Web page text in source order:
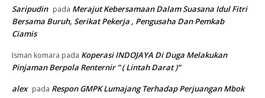
Saripudin pada Merajut Kebersamaan Dalam Suasana Idul Fitri
Bersama Buruh, Serikat Pekerja , Pengusaha Dan Pemkab
Ciamis
Isman komara pada Koperasi INDOJAYA Di Duga Melakukan
Pinjaman Berpola Renternir ” ( Lintah Darat )”
alex pada Respon GMPK Lumajang Terhadap Perjuangan Mbok